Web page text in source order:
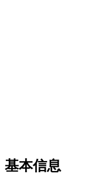
基本信息